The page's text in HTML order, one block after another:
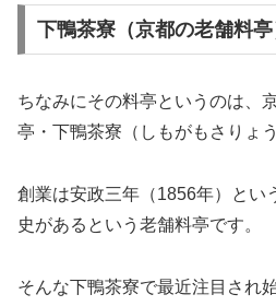
下鴨茶寮（京都の老舗料
ちなみにその料亭というのは、
亭・下鴨茶寮（しもがもさりょう
創業は安政三年（1856年）とい
史があるという老舗料亭です。
そんな下鴨茶寮で最近注目され